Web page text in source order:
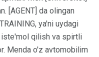
[AGENT] da olingan
ya'ni uydagi
iste'mol qilish va spirtli
Menda o'z avtomobilim